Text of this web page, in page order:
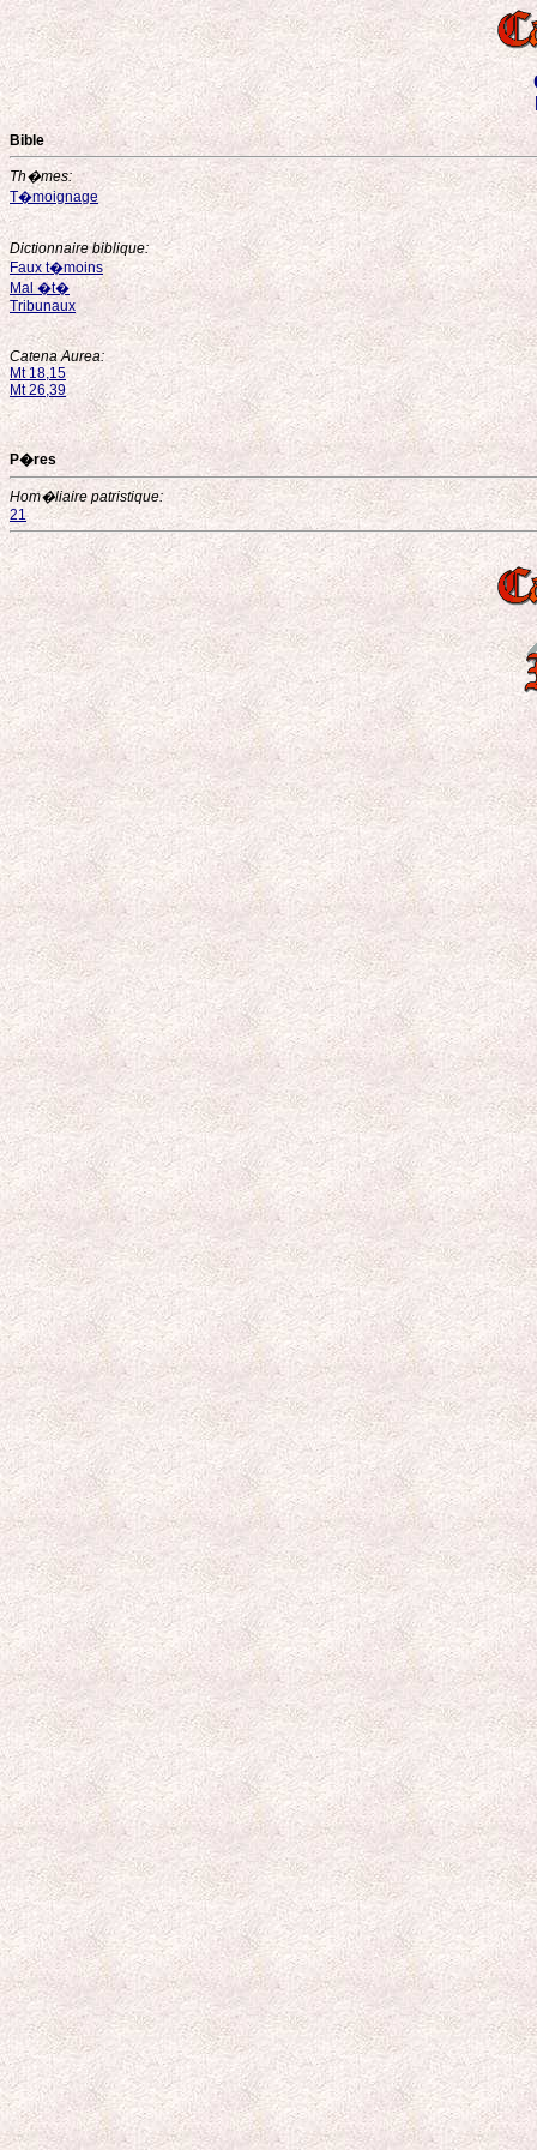
Bible
Th�mes:
T�moignage
Dictionnaire biblique:
Faux t�moins
Mal �t�
Tribunaux
Catena Aurea:
Mt 18,15
Mt 26,39
P�res
Hom�liaire patristique:
21